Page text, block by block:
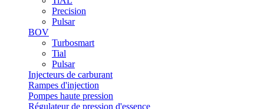
Precision
Pulsar
BOV
Turbosmart
Tial
Pulsar
Injecteurs de carburant
Rampes d'injection
Pompes haute pression
Régulateur de pression d'essence